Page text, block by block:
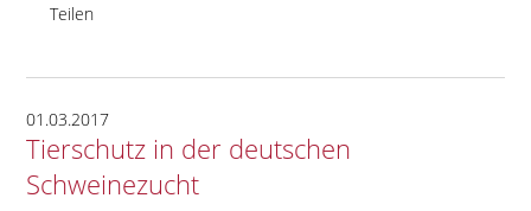
Teilen
01.03.2017
Tierschutz in der deutschen
Schweinezucht